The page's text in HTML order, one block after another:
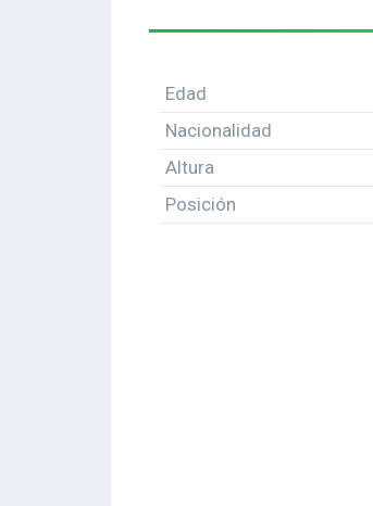
Edad
Nacionalidad
Altura
Posición